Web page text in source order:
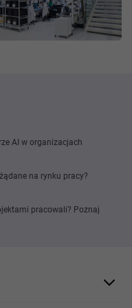
AI w organizacjach
na rynku pracy?
pracowali? Poznaj